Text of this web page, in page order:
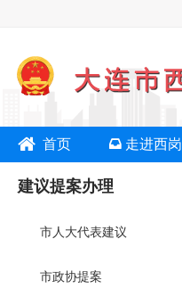
首页 走进西岗
建议提案办理
市人大代表建议
市政协提案